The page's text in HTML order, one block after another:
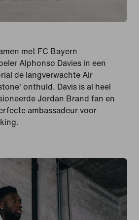
met FC Bayern
Alphonso Davies in een
de langverwachte Air
onthuld. Davis is al heel
Jordan Brand fan en
ambassadeur voor